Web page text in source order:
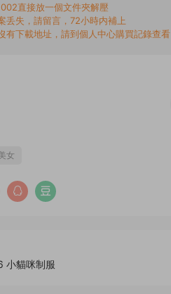
直接放一個文件夾解壓
丢失，請留言，72小時内補上
有下載地址，請到個人中心購買記錄查看
女
小貓咪制服